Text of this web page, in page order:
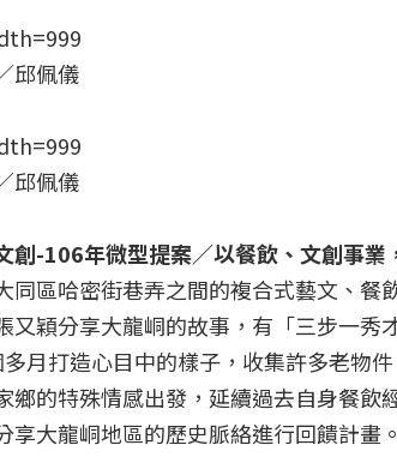
邱佩儀
邱佩儀
創-106年微型提案／以餐飲、文創事業
同區哈密街巷弄之間的複合式藝文、
又穎分享大龍峒的故事，有「三步一
月打造心目中的樣子，收集許多老物
鄉的特殊情感出發，延續過去自身餐
享大龍峒地區的歷史脈絡進行回饋計畫。